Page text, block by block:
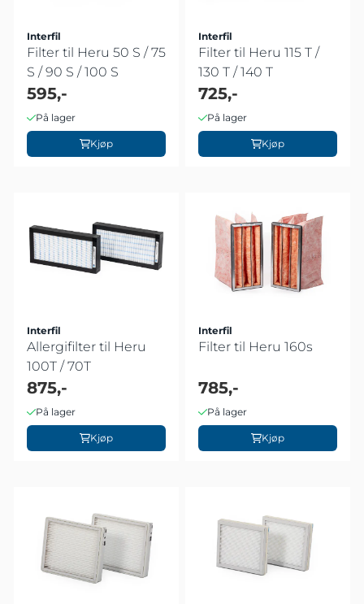
Interfil
Filter til Heru 50 S / 75
S / 90 S / 100 S
595,-
På lager
Kjøp
Interfil
Filter til Heru 115 T /
130 T / 140 T
725,-
På lager
Kjøp
Interfil
Allergifilter til Heru
100T / 70T
875,-
På lager
Kjøp
Interfil
Filter til Heru 160s
785,-
På lager
Kjøp